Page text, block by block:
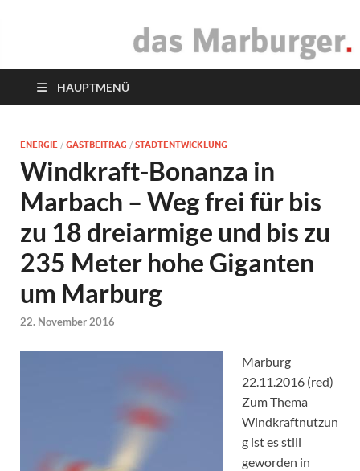
das Marburger.
HAUPTMENÜ
ENERGIE / GASTBEITRAG / STADTENTWICKLUNG
Windkraft-Bonanza in
Marbach – Weg frei für bis
zu 18 dreiarmige und bis zu
235 Meter hohe Giganten
um Marburg
22. November 2016
Marburg
22.11.2016 (red)
Zum Thema
Windkraftnutzun
g ist es still
geworden in